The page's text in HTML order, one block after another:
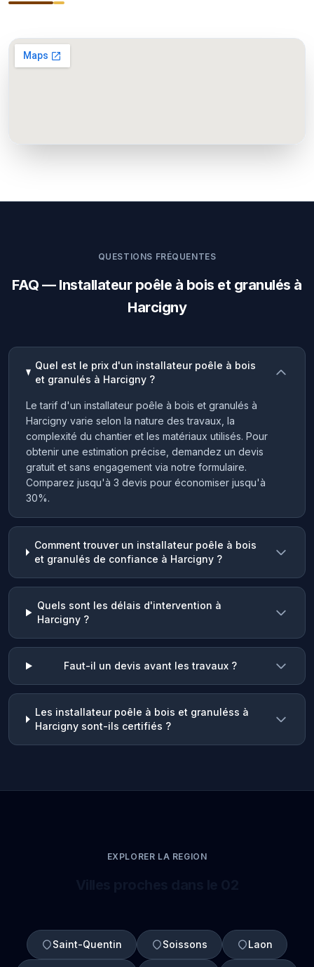
QUESTIONS FRÉQUENTES
FAQ — Installateur poêle à bois et granulés à
Harcigny
Quel est le prix d'un installateur poêle à bois
et granulés à Harcigny ?
Le tarif d'un installateur poêle à bois et granulés à
Harcigny varie selon la nature des travaux, la
complexité du chantier et les matériaux utilisés. Pour
obtenir une estimation précise, demandez un devis
gratuit et sans engagement via notre formulaire.
Comparez jusqu'à 3 devis pour économiser jusqu'à
30%.
Comment trouver un installateur poêle à bois
et granulés de confiance à Harcigny ?
Quels sont les délais d'intervention à
Harcigny ?
Faut-il un devis avant les travaux ?
Les installateur poêle à bois et granuléss à
Harcigny sont-ils certifiés ?
EXPLORER LA REGION
Saint-Quentin Soissons Laon